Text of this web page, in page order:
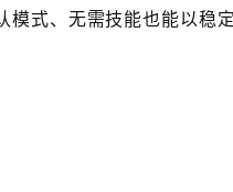
模式、无需技能也能以稳